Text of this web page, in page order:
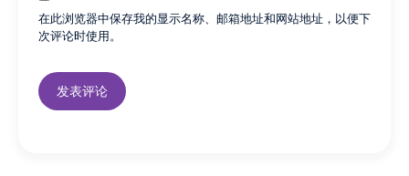
在此浏览器中保存我的显示名称、邮箱地址和网站地址，以便下
次评论时使用。